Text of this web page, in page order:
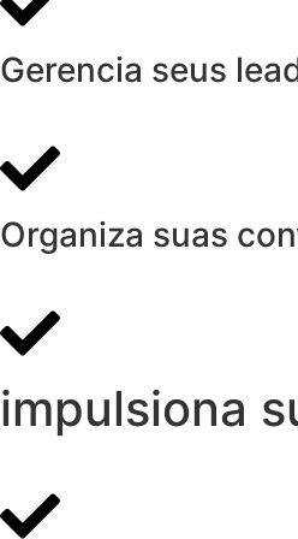
Gerencia seus
Organiza suas
impulsiona